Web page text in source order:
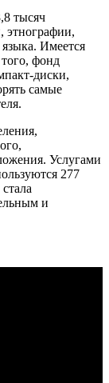
тысяч
этнографии,
Имеется
фонд
диски,
самые
Услугами
277
и